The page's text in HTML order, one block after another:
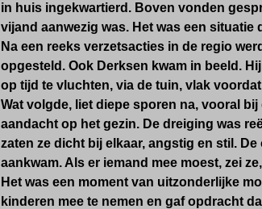
in huis ingekwartierd. Boven vonden
vijand aanwezig was. Het was een
Na een reeks verzetsacties in de regio
opgesteld. Ook Derksen kwam in beeld.
op tijd te vluchten, via de tuin, vlak
Wat volgde, liet diepe sporen na, vooral
aandacht op het gezin. De dreiging was
zaten ze dicht bij elkaar, angstig en stil.
aankwam. Als er iemand mee moest, zei
Het was een moment van uitzonderlijke
kinderen mee te nemen en gaf opdracht